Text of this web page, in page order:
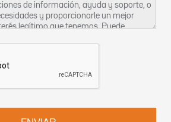
de información, ayuda y soporte, o
y proporcionarle un mejor
legítimo que tenemos. Puede